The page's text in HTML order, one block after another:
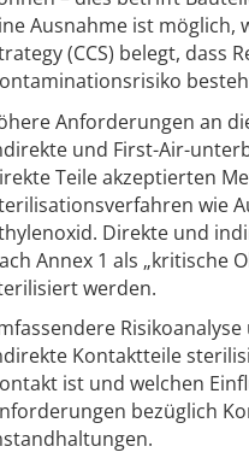
Ausnahme ist möglich,
(CCS) belegt, dass
Anforderungen an
und First-Air-
Teile akzeptierten
wie
Direkte und
Annex 1 als „kritische
werden.
Kontaktteile
ist und welchen
bezüglich